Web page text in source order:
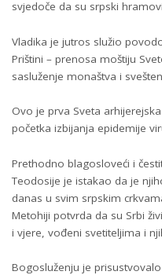
svjedoče da su srpski
Vladika je jutros služio
Prištini – prenosa moštiju
sasluženje monaštva i
Ovo je prva Sveta
početka izbijanja epidemije
Prethodno blagosloveći i
Teodosije je istakao da je
danas u svim srpskim
Metohiji potvrda da su Srbi
i vjere, vođeni svetiteljima i
Bogosluženju je